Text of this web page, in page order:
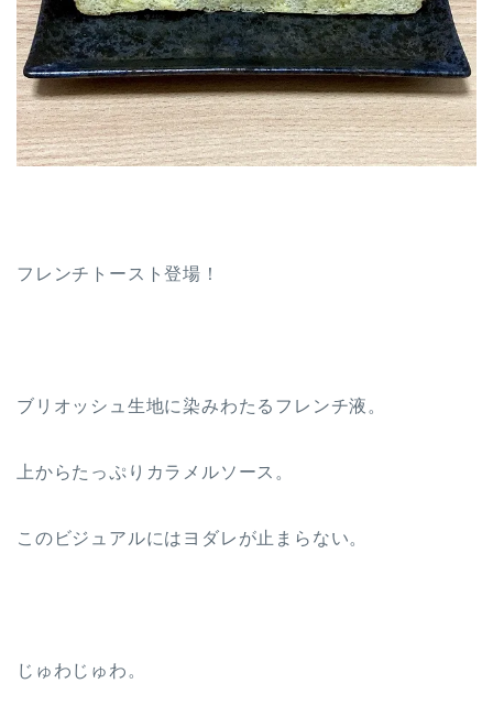
フレンチトースト登場！
ブリオッシュ生地に染みわたるフレンチ液。
上からたっぷりカラメルソース。
このビジュアルにはヨダレが止まらない。
じゅわじゅわ。